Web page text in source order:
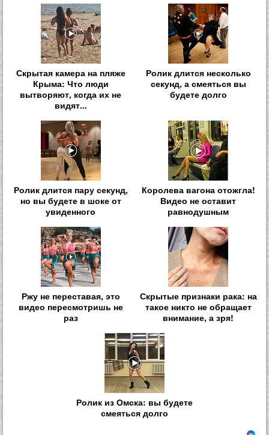
Скрытая камера на пляже
Крыма: Что люди
вытворяют, когда их не
видят...
Ролик длится несколько
секунд, а смеяться вы
будете долго
Ролик длится пару секунд,
но вы будете в шоке от
увиденного
Королева вагона отожгла!
Видео не оставит
равнодушным
Ржу не переставая, это
видео пересмотришь не
раз
Скрытые признаки рака: на
такое никто не обращает
внимание, а зря!
Ролик из Омска: вы будете
смеяться долго